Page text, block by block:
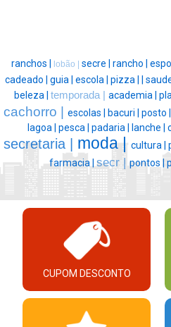
ranchos | lobão | secre | rancho |
cadeado | guia | escola | pizza | saude
beleza | temporada | academia |
cachorro | escolas | bacuri | posto |
lagoa | pesca | padaria | lanche |
secretaria | moda | cultura |
farmacia | secr | pontos |
CUPOM DESCONTO